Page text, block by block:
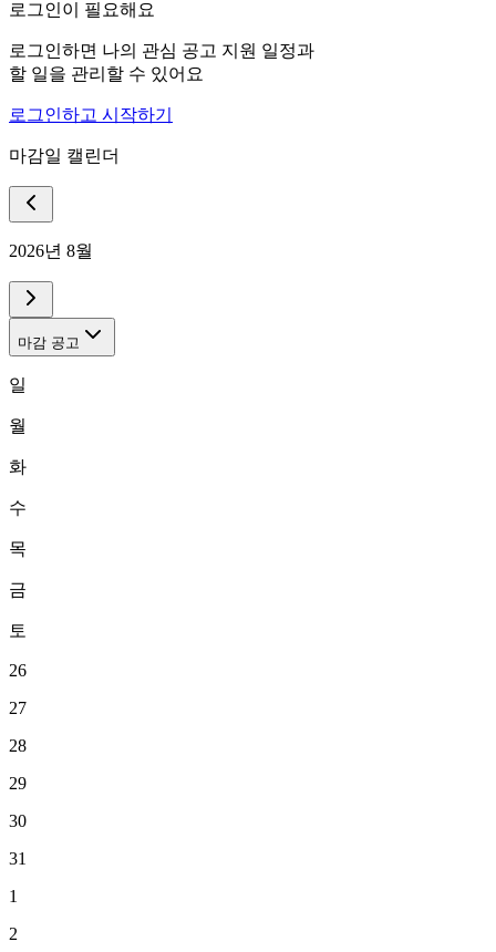
로그인이 필요해요
로그인하면 나의 관심 공고 지원 일정과
할 일을 관리할 수 있어요
로그인하고 시작하기
마감일 캘린더
2026년 8월
마감 공고
일
월
화
수
목
금
토
26
27
28
29
30
31
1
2